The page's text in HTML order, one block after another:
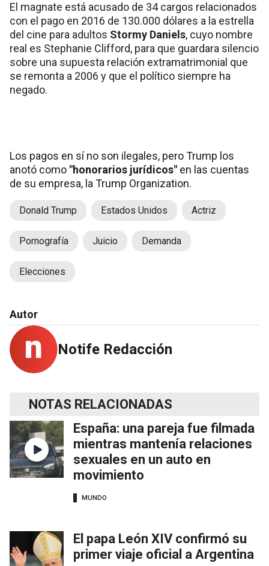
El magnate está acusado de 34 cargos relacionados
con el pago en 2016 de 130.000 dólares a la estrella
del cine para adultos Stormy Daniels, cuyo nombre
real es Stephanie Clifford, para que guardara silencio
sobre una supuesta relación extramatrimonial que
se remonta a 2006 y que el político siempre ha
negado.
Los pagos en sí no son ilegales, pero Trump los
anotó como "honorarios jurídicos" en las cuentas
de su empresa, la Trump Organization.
Donald Trump Estados Unidos Actriz
Pornografía Juicio Demanda
Elecciones
Autor
Notife Redacción
NOTAS RELACIONADAS
España: una pareja fue filmada
mientras mantenía relaciones
sexuales en un auto en
movimiento
MUNDO
El papa León XIV confirmó su
primer viaje oficial a Argentina